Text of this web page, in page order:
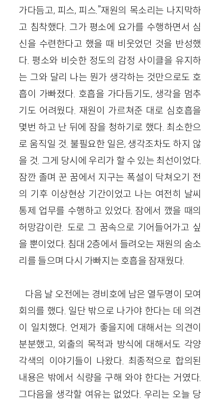
가다듬고, 피스, 피스.”재원의 목소리는 나지막하
고 침착했다. 그가 평소에 요가를 수행하면서 심
신을 수련한다고 했을 때 비웃었던 것을 반성했
다. 평소와 비슷한 정도의 감정 사이클을 유지하
는 그와 달리 나는 뭔가 생각하는 것만으로도 호
흡이 가빠졌다. 호흡을 가다듬기도, 생각을 멈추
기도 어려웠다. 재원이 가르쳐준 대로 심호흡을
몇번 하고 난 뒤에 잠을 청하기로 했다. 최소한으
로 움직일 것. 불필요한 일은, 생각조차도 하지 않
을 것. 그게 당시에 우리가 할 수 있는 최선이었다.
잠깐 졸며 꾼 꿈에서 지구는 폭설이 닥쳐오기 전
의 기후 이상현상 기간이었고 나는 여전히 날씨
통제 업무를 수행하고 있었다. 잠에서 깼을 때의
허망감이란. 도로 그 꿈속으로 기어들어가고 싶
을 뿐이었다. 침대 2층에서 들려오는 재원의 숨소
리를 들으며 다시 가빠지는 호흡을 잠재웠다.
다음 날 오전에는 경비호에 남은 열두명이 모여
회의를 했다. 일단 밖으로 나가야 한다는 데 의견
이 일치했다. 언제가 좋을지에 대해서는 의견이
분분했고, 외출의 목적과 방식에 대해서도 각양
각색의 이야기들이 나왔다. 최종적으로 합의된
내용은 밖에서 식량을 구해 와야 한다는 거였다.
그다음을 생각할 여유는 없었다. 우리는 오늘 당